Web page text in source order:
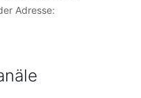
Adresse: